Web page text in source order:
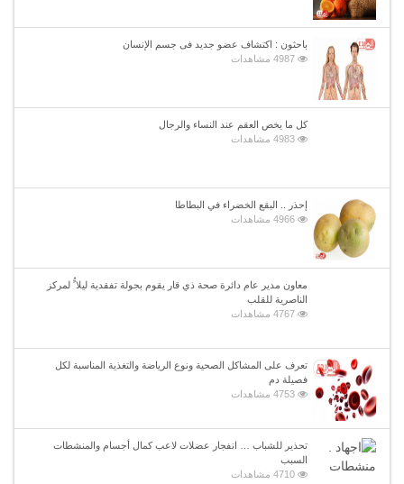
باحثون : اكتشاف عضو جديد فى جسم الإنسان
4987 مشاهدات
كل ما يخص العقم عند النساء والرجال
4983 مشاهدات
إحذر .. البقع الخضراء في البطاطا
4966 مشاهدات
معاون مدير عام دائرة صحة ذي قار يقوم بجولة تفقدية ليلا ًُ لمركز
الناصرية للقلب
4767 مشاهدات
تعرف على المشاكل الصحية ونوع الرياضة والتغذية المناسبة لكل
فصيلة دم
4753 مشاهدات
تحذير للشباب … انفجار عضلات لاعب كمال أجسام والمنشطات
السبب
4710 مشاهدات